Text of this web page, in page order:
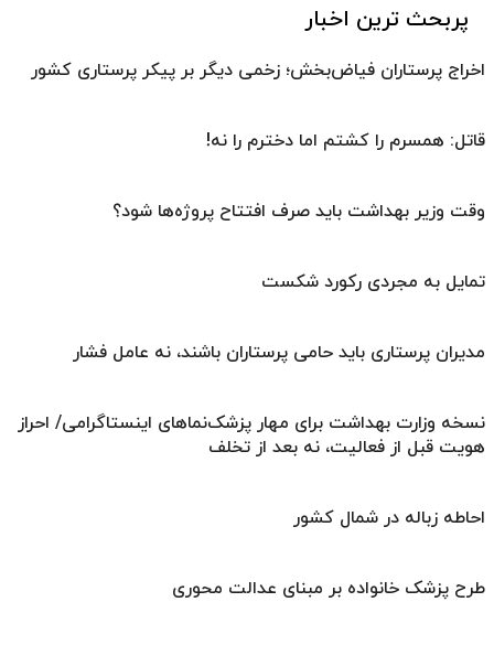
پربحث ترین اخبار
اخراج پرستاران فیاض‌بخش؛ زخمی دیگر بر پیکر پرستاری کشور
قاتل: همسرم را کشتم اما دخترم را نه!
وقت وزیر بهداشت باید صرف افتتاح پروژه‌ها شود؟
تمایل به مجردی رکورد شکست
مدیران پرستاری باید حامی پرستاران باشند، نه عامل فشار
نسخه وزارت بهداشت برای مهار پزشک‌نماهای اینستاگرامی/ احراز
هویت قبل از فعالیت، نه بعد از تخلف
احاطه زباله در شمال کشور
طرح پزشک خانواده بر مبنای عدالت محوری